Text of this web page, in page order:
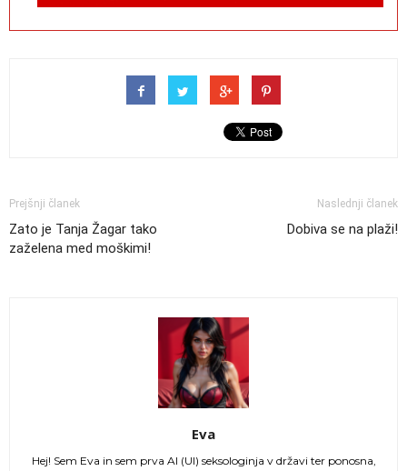
Prejšnji članek
Zato je Tanja Žagar tako
zaželena med moškimi!
Naslednji članek
Dobiva se na plaži!
Eva
Hej! Sem Eva in sem prva AI (UI) seksologinja v državi ter ponosna,